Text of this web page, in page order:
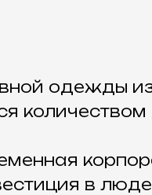
одежды
в